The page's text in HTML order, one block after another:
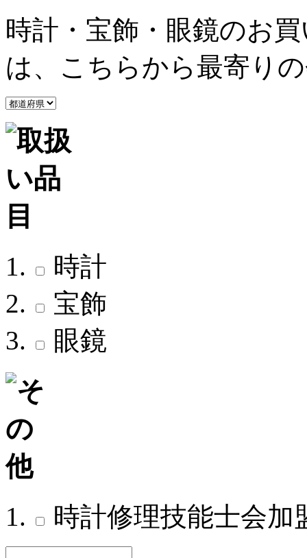
時計・宝飾・眼鏡のお
は、こちらから最寄り
時計
宝飾
眼鏡
時計修理技能士会加